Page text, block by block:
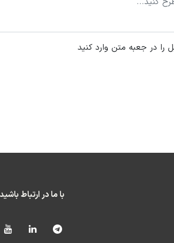
را در جعبه متن وارد کنید
با ما در ارتباط باشید